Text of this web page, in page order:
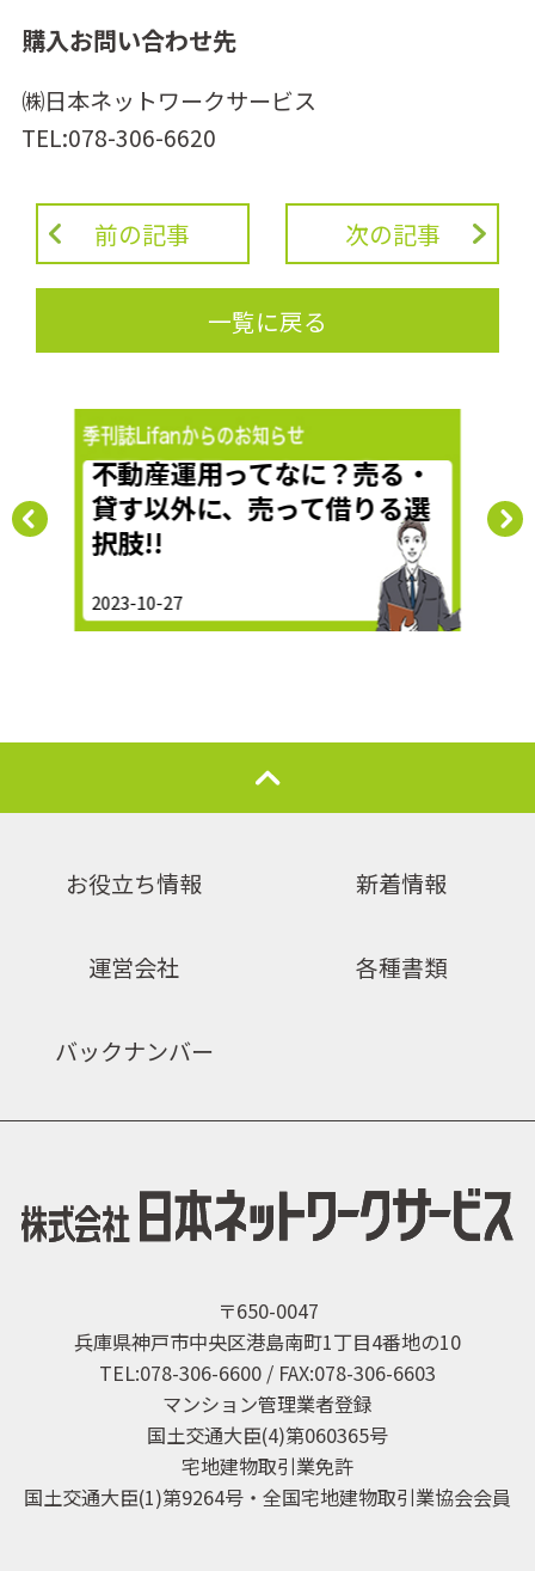
購入お問い合わせ先
㈱日本ネットワークサービス
TEL:078-306-6620
前の記事 次の記事
一覧に戻る
不動産運用ってなに？売る・
貸す以外に、売って借りる選
択肢!!
2023-10-27
知
お役立ち情報 新着情報
運営会社 各種書類
バックナンバー
〒650-0047
兵庫県神戸市中央区港島南町1丁目4番地の10
TEL:078-306-6600 / FAX:078-306-6603
マンション管理業者登録
国土交通大臣(4)第060365号
宅地建物取引業免許
国土交通大臣(1)第9264号・全国宅地建物取引業協会会員